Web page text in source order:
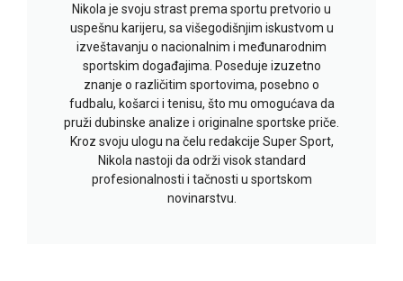
Nikola je svoju strast prema sportu pretvorio u
uspešnu karijeru, sa višegodišnjim iskustvom u
izveštavanju o nacionalnim i međunarodnim
sportskim događajima. Poseduje izuzetno
znanje o različitim sportovima, posebno o
fudbalu, košarci i tenisu, što mu omogućava da
pruži dubinske analize i originalne sportske priče.
Kroz svoju ulogu na čelu redakcije Super Sport,
Nikola nastoji da održi visok standard
profesionalnosti i tačnosti u sportskom
novinarstvu.